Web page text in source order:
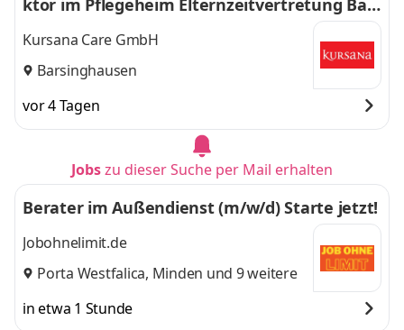
ktor im Pflegeheim Elternzeitvertretung Bars
inghausen
Kursana Care GmbH
Barsinghausen
vor 4 Tagen
Jobszu dieser Suche per Mail erhalten
Berater im Außendienst (m/w/d) Starte jetzt!
Jobohnelimit.de
Porta Westfalica, Minden und 9 weitere
in etwa 1 Stunde